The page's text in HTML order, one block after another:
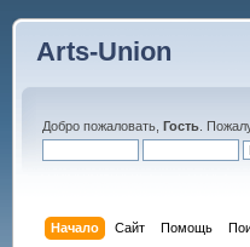
Arts-Union
Добро пожаловать, Гость.
Начало Сайт Помощь